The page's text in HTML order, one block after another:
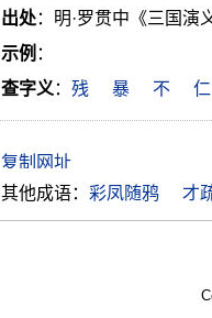
出处：明·罗贯中《三国演
示例 ：
查字义： 残 暴 不 仁
其他成语： 彩凤随鸦 才